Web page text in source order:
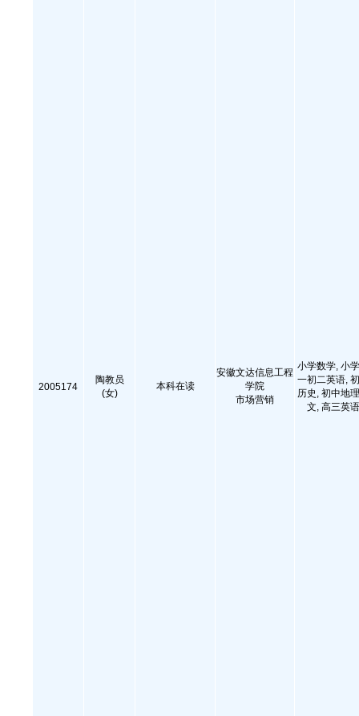
2005174
陶教员
(女)
本科在读
安徽文达信息工程
学院
市场营销
小学数学, 小
一初二英语,
历史, 初中地
文, 高三英